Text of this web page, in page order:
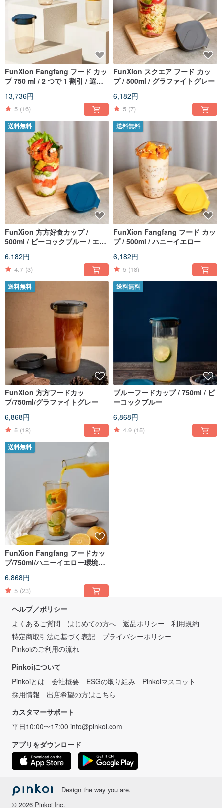
FunXion Fangfang フード カッ
プ 750 ml / 2 つで 1 割引 / 選べ
13,736円
5 (16)
FunXion スクエア フード カッ
プ / 500ml / グラファイトグレー
6,182円
5 (7)
送料無料
FunXion 方方好食カップ /
500ml / ピーコックブルー / エコ
6,182円
4.7 (3)
送料無料
FunXion Fangfang フード カッ
プ / 500ml / ハニーイエロー
6,182円
5 (18)
送料無料
FunXion 方方フードカッ
プ/750ml/グラファイトグレー
6,868円
5 (18)
送料無料
ブルーフードカップ / 750ml / ピ
ーコックブルー
6,868円
4.9 (15)
送料無料
FunXion Fangfang フードカッ
プ/750ml/ハニーイエロー環境に
6,868円
5 (23)
ヘルプ／ポリシー
よくあるご質問
はじめての方へ 返品ポリシー
利用規約
特定商取引法に基づく表記
プライバシーポリシー
Pinkoiのご利用の流れ
Pinkoiについて
Pinkoiとは
会社概要 ESGの取り組み
Pinkoiマスコット
採用情報
出店希望の方はこちら
カスタマーサポート
平日10:00〜17:00 info@pinkoi.com
アプリをダウンロード
Design the way you are.
© 2026 Pinkoi Inc.